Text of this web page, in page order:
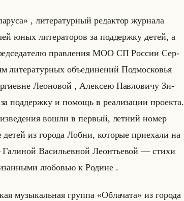
, ли­те­ра­тур­ный ре­дак­тор жур­на­ла
юных ли­те­ра­то­ров за под­держ­ку детей, а
прав­ле­ния МОО СП Рос­сии Сер­
ли­те­ра­тур­ных объеди­не­ний Под­мос­ко­вья
Лео­но­вой , Алек­сею Пав­ло­ви­чу Зи­
под­держ­ку и по­мощь в ре­али­за­ции про­ек­та.
вошли в пер­вый, лет­ний номер
из го­ро­да Лобни, ко­то­рые при­еха­ли на
Ва­си­льев­ной Леон­тье­вой — стихи
лю­бо­вью к Ро­дине .
му­зы­кальная груп­па «Облачата» из го­ро­да